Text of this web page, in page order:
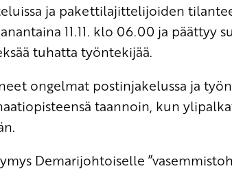
ja pakettilajittelijoiden
11.11. klo 06.00 ja päättyy
tuhatta työntekijää.
ongelmat postinjakelussa ja
taannoin, kun
Demarijohtoiselle